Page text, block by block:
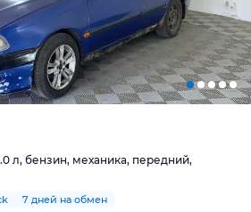
л, бензин, механика, передний,
7 дней на обмен